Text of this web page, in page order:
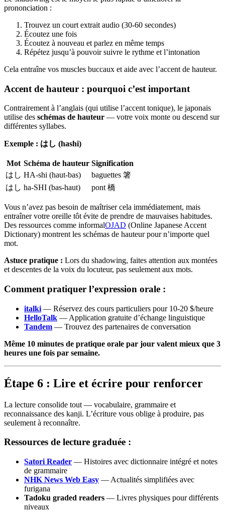
prononciation :
Trouvez un court extrait audio (30-60 secondes)
Écoutez une fois
Écoutez à nouveau et parlez en même temps
Répétez jusqu’à pouvoir suivre le rythme et l’intonation
Cela entraîne vos muscles buccaux et aide avec l’accent de hauteur.
Accent de hauteur : pourquoi c’est important
Contrairement à l’anglais (qui utilise l’accent tonique), le japonais
utilise des schémas de hauteur — votre voix monte ou descend sur
différentes syllabes.
Exemple : はし (hashi)
Mot Schéma de hauteur Signification
はし HA-shi (haut-bas)
baguettes 箸
はし ha-SHI (bas-haut) pont 橋
Vous n’avez pas besoin de maîtriser cela immédiatement, mais
entraîner votre oreille tôt évite de prendre de mauvaises habitudes.
Des ressources comme informalOJAD (Online Japanese Accent
Dictionary) montrent les schémas de hauteur pour n’importe quel
mot.
Astuce pratique : Lors du shadowing, faites attention aux montées
et descentes de la voix du locuteur, pas seulement aux mots.
Comment pratiquer l’expression orale :
italki — Réservez des cours particuliers pour 10-20 $/heure
HelloTalk — Application gratuite d’échange linguistique
Tandem — Trouvez des partenaires de conversation
Même 10 minutes de pratique orale par jour valent mieux que 3
heures une fois par semaine.
Étape 6 : Lire et écrire pour renforcer
La lecture consolide tout — vocabulaire, grammaire et
reconnaissance des kanji. L’écriture vous oblige à produire, pas
seulement à reconnaître.
Ressources de lecture graduée :
Satori Reader — Histoires avec dictionnaire intégré et notes
de grammaire
NHK News Web Easy — Actualités simplifiées avec
furigana
Tadoku graded readers — Livres physiques pour différents
niveaux